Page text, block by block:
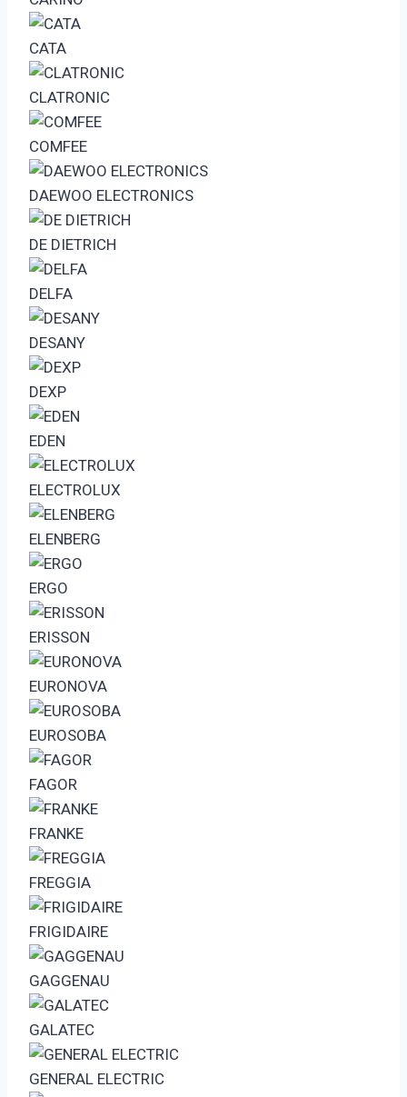
CATA
CLATRONIC
COMFEE
DAEWOO ELECTRONICS
DE DIETRICH
DELFA
DESANY
DEXP
EDEN
ELECTROLUX
ELENBERG
ERGO
ERISSON
EURONOVA
EUROSOBA
FAGOR
FRANKE
FREGGIA
FRIGIDAIRE
GAGGENAU
GALATEC
GENERAL ELECTRIC